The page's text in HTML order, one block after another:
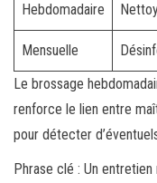
Hebdomadaire
Mensuelle
Le brossage
renforce le lien entre
pour détecter
Phrase clé : Un